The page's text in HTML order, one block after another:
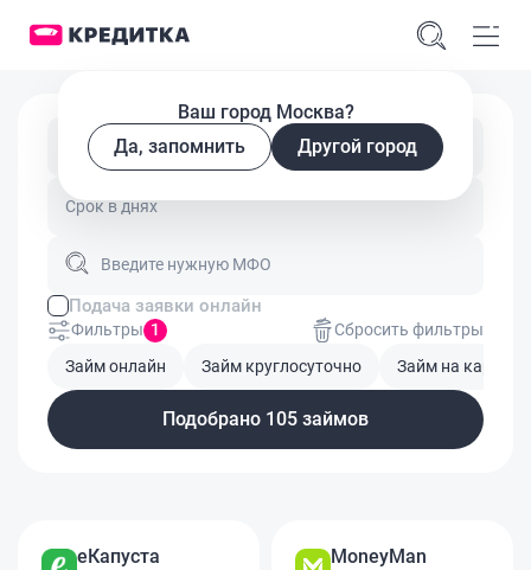
Ваш город Москва?
Да, запомнить
Другой город
Введите сумму займа
Введите нужную МФО
Подача заявки онлайн
Фильтры 1
Сбросить фильтры
Займ онлайн
Займ круглосуточно Займ на карту
Подобрано 105 займов
еКапуста MoneyMan